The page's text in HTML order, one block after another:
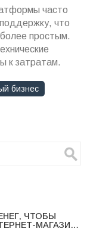
часто
что
простым.
к затратам.
бизнес
ЧТОБЫ
МАГАЗИН